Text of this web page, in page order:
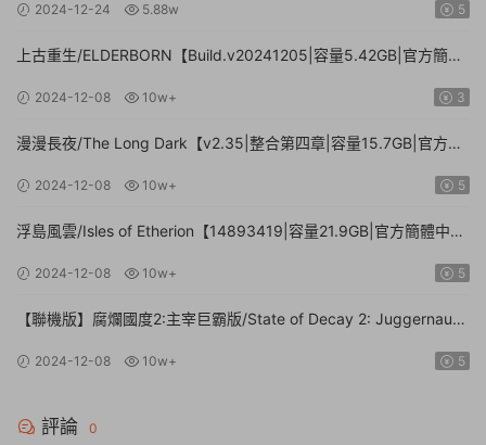
2024-12-24 5.88w 5
上古重生/ELDERBORN【Build.v20241205|容量5.42GB|官方簡體
2024-12-08 10w+ 3
漫漫長夜/The Long Dark【v2.35|整合第四章|容量15.7GB|官方簡
2024-12-08 10w+ 5
浮島風雲/Isles of Etherion【14893419|容量21.9GB|官方簡體中
2024-12-08 10w+ 5
【聯機版】腐爛國度2:主宰巨霸版/State of Decay 2: Juggernaut
2024-12-08 10w+ 5
評論 0